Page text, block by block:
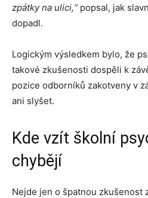
zpátky na ulici,“popsal, jak
dopadl.
Logickým výsledkem bylo, že
takové zkušenosti dospěli k
pozice odborníků zakotveny v
ani slyšet.
Kde vzít školní
chybějí
Nejde jen o špatnou zkušenost